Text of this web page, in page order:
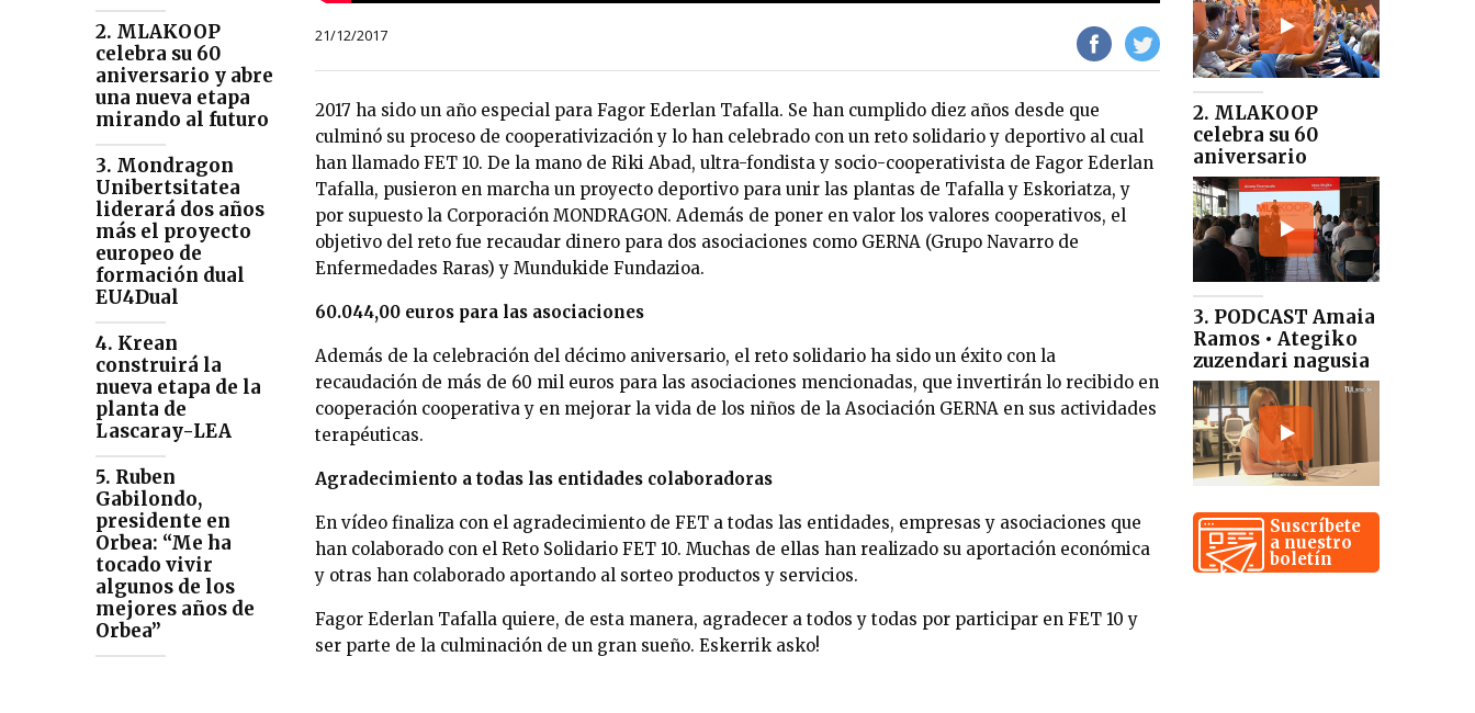
2. MLAKOOP
celebra su 60
aniversario y abre
una nueva etapa
mirando al futuro
3. Mondragon
Unibertsitatea
liderará dos años
más el proyecto
europeo de
formación dual
EU4Dual
4. Krean
construirá la
nueva etapa de la
planta de
Lascaray-LEA
5. Ruben
Gabilondo,
presidente en
Orbea: “Me ha
tocado vivir
algunos de los
mejores años de
Orbea”
21/12/2017
2017 ha sido un año especial para Fagor Ederlan Tafalla. Se han cumplido diez años desde que
culminó su proceso de cooperativización y lo han celebrado con un reto solidario y deportivo al cual
han llamado FET 10. De la mano de Riki Abad, ultra-fondista y socio-cooperativista de Fagor Ederlan
Tafalla, pusieron en marcha un proyecto deportivo para unir las plantas de Tafalla y Eskoriatza, y
por supuesto la Corporación MONDRAGON. Además de poner en valor los valores cooperativos, el
objetivo del reto fue recaudar dinero para dos asociaciones como GERNA (Grupo Navarro de
Enfermedades Raras) y Mundukide Fundazioa.
60.044,00 euros para las asociaciones
Además de la celebración del décimo aniversario, el reto solidario ha sido un éxito con la
recaudación de más de 60 mil euros para las asociaciones mencionadas, que invertirán lo recibido en
cooperación cooperativa y en mejorar la vida de los niños de la Asociación GERNA en sus actividades
terapéuticas.
Agradecimiento a todas las entidades colaboradoras
En vídeo finaliza con el agradecimiento de FET a todas las entidades, empresas y asociaciones que
han colaborado con el Reto Solidario FET 10. Muchas de ellas han realizado su aportación económica
y otras han colaborado aportando al sorteo productos y servicios.
Fagor Ederlan Tafalla quiere, de esta manera, agradecer a todos y todas por participar en FET 10 y
ser parte de la culminación de un gran sueño. Eskerrik asko!
2. MLAKOOP
celebra su 60
aniversario
3. PODCAST Amaia
Ramos • Ategiko
zuzendari nagusia
Suscríbete
a nuestro
boletín